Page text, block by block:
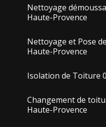
Nettoyage
Haute-Provence
Nettoyage et Pose
Haute-Provence
Isolation de Toiture
Changement de
Haute-Provence